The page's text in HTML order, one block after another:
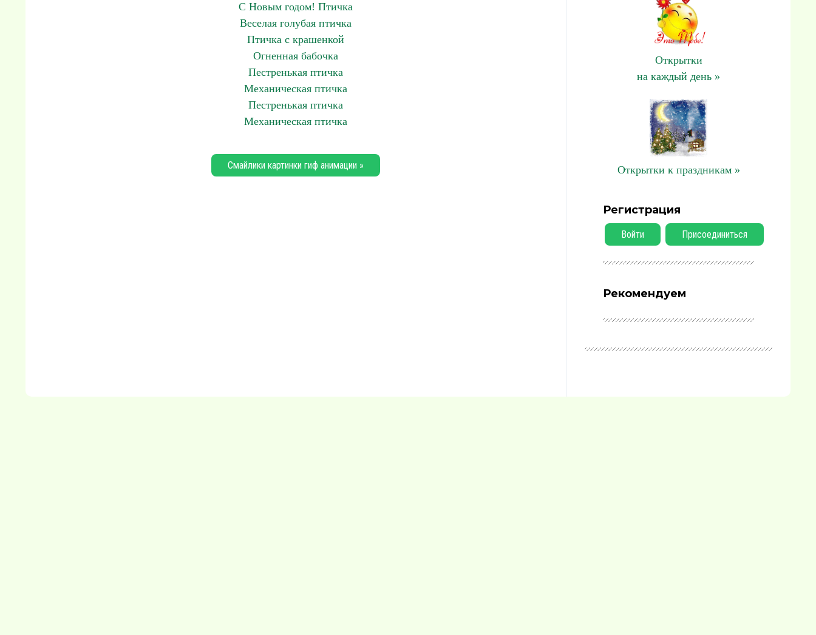
С Новым годом! Птичка
Веселая голубая птичка
Птичка с крашенкой
Огненная бабочка
Пестренькая птичка
Механическая птичка
Пестренькая птичка
Механическая птичка
Смайлики картинки гиф анимации »
Открытки
на каждый день »
Открытки к праздникам »
Регистрация
Войти Присоединиться
Рекомендуем